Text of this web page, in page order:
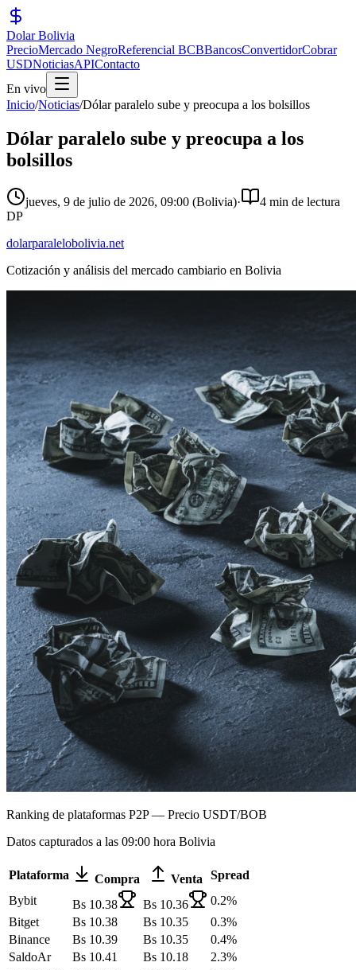
Dolar Bolivia
PrecioMercado NegroReferencial BCBBancosConvertidorCobrar
USDNoticiasAPIContacto
En vivo
Inicio/Noticias/Dólar paralelo sube y preocupa a los bolsillos
Dólar paralelo sube y preocupa a los
bolsillos
jueves, 9 de julio de 2026, 09:00 (Bolivia)·
4 min de lectura
DP
dolarparalelobolivia.net
Cotización y análisis del mercado cambiario en Bolivia
Ranking de plataformas P2P — Precio USDT/BOB
Datos capturados a las 09:00 hora Bolivia
Plataforma Compra Venta
Spread
Bybit
Bs 10.38 Bs 10.36 0.2%
Bitget
Bs 10.38 Bs 10.35 0.3%
Binance
Bs 10.39 Bs 10.35 0.4%
SaldoAr
Bs 10.41 Bs 10.18 2.3%